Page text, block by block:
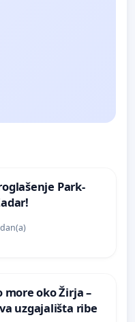
Park-
more oko Žirja –
uzgajališta ribe